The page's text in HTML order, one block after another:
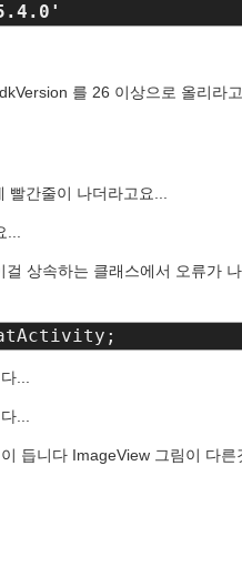
를 26 이상으로 올리라고
간줄이 나더라고요...
상속하는 클래스에서 오류가 나
...
...
듭니다 ImageView 그림이 다른